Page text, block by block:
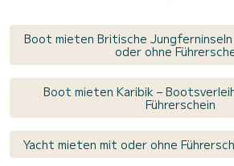
Boot mieten Britische
oder ohne
Boot mieten Karibik –
Führerschein
Yacht mieten mit oder ohne